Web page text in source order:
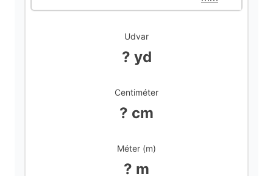
d
e
o
Udvar
? yd
Centiméter
? cm
Méter (m)
? m